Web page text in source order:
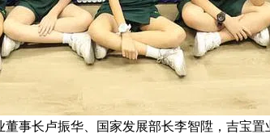
事长卢振华、国家发展部长李智陞，吉宝